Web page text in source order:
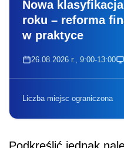
Nowa
roku – reforma
w praktyce
26.08.2026 r., 9:00-13:00
Liczba miejsc ograniczona